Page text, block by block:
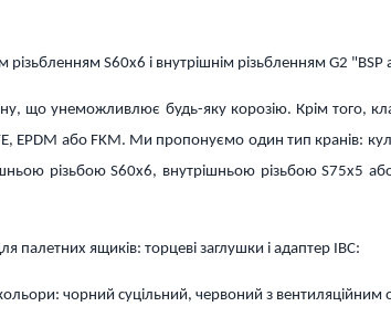
різьбленням S60x6 і внутрішнім різьбленням G2
що унеможливлює будь-яку корозію. Крім того,
EPDM або FKM. Ми пропонуємо один тип кранів:
різьбою S60x6, внутрішньою різьбою S75x5
палетних ящиків: торцеві заглушки і адаптер IBC:
чорний суцільний, червоний з